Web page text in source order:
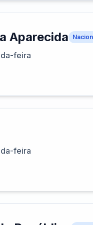
Aparecida
feira
feira